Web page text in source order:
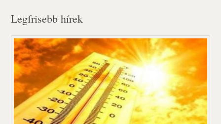
Legfrisebb hírek